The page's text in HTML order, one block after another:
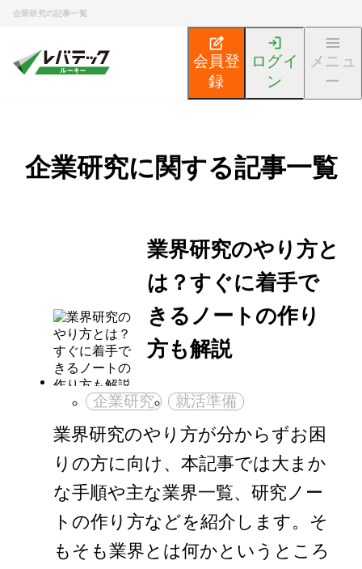
企業研究の記事一覧
会員登
録
ログイ
ン
メニュ
ー
企業研究に関する記事一覧
業界研究のやり方と
は？すぐに着手で
きるノートの作り
方も解説
企業研究 就活準備
業界研究のやり方が分からずお困
りの方に向け、本記事では大まか
な手順や主な業界一覧、研究ノー
トの作り方などを紹介します。そ
もそも業界とは何かというところ